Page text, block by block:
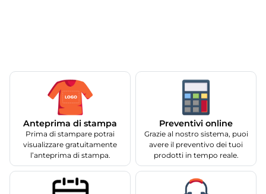
Anteprima di stampa
Prima di stampare potrai
visualizzare gratuitamente
l’anteprima di stampa.
Preventivi online
Grazie al nostro sistema, puoi
avere il preventivo dei tuoi
prodotti in tempo reale.